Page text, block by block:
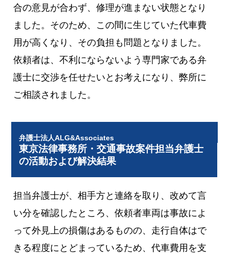
合の意見が合わず、修理が進まない状態となり
ました。そのため、この間に生じていた代車費
用が高くなり、その負担も問題となりました。
依頼者は、不利にならないよう専門家である弁
護士に交渉を任せたいとお考えになり、弊所に
ご相談されました。
弁護士法人ALG&Associates
東京法律事務所・交通事故案件担当弁護士
の活動および解決結果
担当弁護士が、相手方と連絡を取り、改めて言
い分を確認したところ、依頼者車両は事故によ
って外見上の損傷はあるものの、走行自体はで
きる程度にとどまっているため、代車費用を支